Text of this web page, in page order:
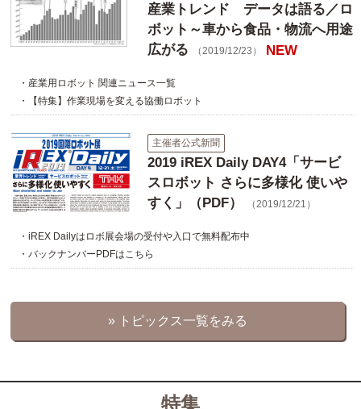
産業トレンド データは語る／ロ
ボット～車から食品・物流へ用途
広がる
（2019/12/23） NEW
・産業用ロボット 関連ニュース一覧
・【特集】作業現場を変える協働ロボット
主催者公式新聞
2019 iREX Daily DAY4「サービ
スロボット さらに多様化 使いや
すく」（PDF）
（2019/12/21）
・iREX Dailyはロボ展会場の受付や入口で無料配布中
・バックナンバーPDFはこちら
» トピックス一覧をみる
特集